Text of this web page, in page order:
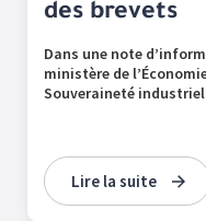
des brevets
Dans une note
ministère de
Souveraineté
Lire la suite